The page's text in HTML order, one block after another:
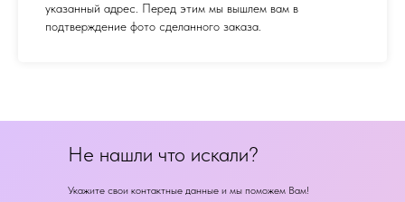
указанный адрес. Перед этим мы вышлем вам в
подтверждение фото сделанного заказа.
Не нашли что искали?
Укажите свои контактные данные и мы поможем Вам!